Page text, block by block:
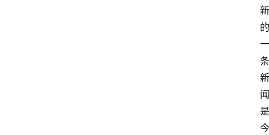
新
的
一
条
新
闻
是
今